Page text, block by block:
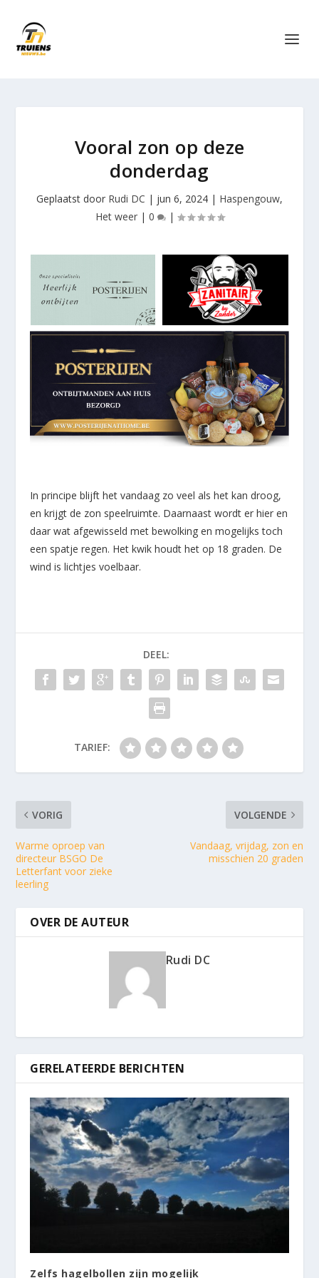
Vooral zon op deze
donderdag
Geplaatst door Rudi DC | jun 6, 2024 | Haspengouw,
Het weer| 0 |
In principe blijft het vandaag zo veel als het kan droog,
en krijgt de zon speelruimte. Daarnaast wordt er hier en
daar wat afgewisseld met bewolking en mogelijks toch
een spatje regen. Het kwik houdt het op 18 graden. De
wind is lichtjes voelbaar.
DEEL:
TARIEF:
VORIG
Warme oproep van
directeur BSGO De
Letterfant voor zieke
leerling
VOLGENDE
Vandaag, vrijdag, zon en
misschien 20 graden
OVER DE AUTEUR
Rudi DC
GERELATEERDE BERICHTEN
Zelfs hagelbollen zijn mogelijk